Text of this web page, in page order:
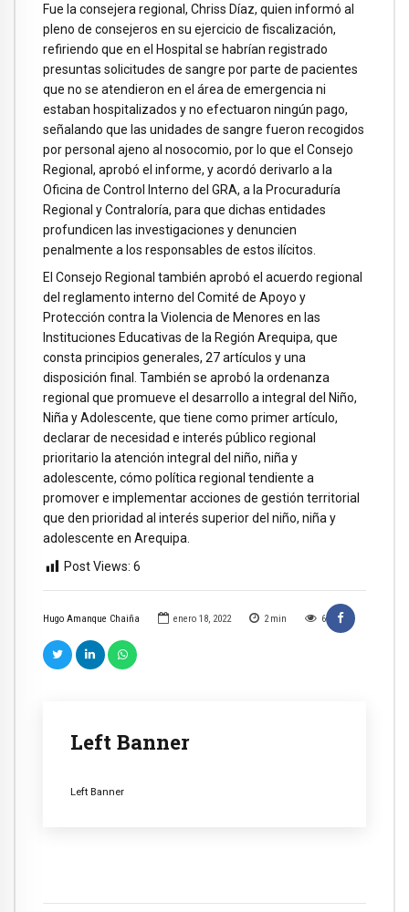
Hugo Amanque Chaiña enero 18, 2022 2 min 6
Left Banner
Left Banner
Fue la consejera regional, Chriss Díaz, quien informó al
pleno de consejeros en su ejercicio de fiscalización,
refiriendo que en el Hospital se habrían registrado
presuntas solicitudes de sangre por parte de pacientes
que no se atendieron en el área de emergencia ni
estaban hospitalizados y no efectuaron ningún pago,
señalando que las unidades de sangre fueron recogidos
por personal ajeno al nosocomio, por lo que el Consejo
Regional, aprobó el informe, y acordó derivarlo a la
Oficina de Control Interno del GRA, a la Procuraduría
Regional y Contraloría, para que dichas entidades
profundicen las investigaciones y denuncien
penalmente a los responsables de estos ilícitos.
El Consejo Regional también aprobó el acuerdo regional
del reglamento interno del Comité de Apoyo y
Protección contra la Violencia de Menores en las
Instituciones Educativas de la Región Arequipa, que
consta principios generales, 27 artículos y una
disposición final. También se aprobó la ordenanza
regional que promueve el desarrollo a integral del Niño,
Niña y Adolescente, que tiene como primer artículo,
declarar de necesidad e interés público regional
prioritario la atención integral del niño, niña y
adolescente, cómo política regional tendiente a
promover e implementar acciones de gestión territorial
que den prioridad al interés superior del niño, niña y
adolescente en Arequipa.
Post Views: 6